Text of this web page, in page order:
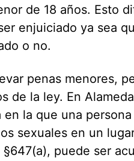
de 18 años. Esto
enjuiciado ya sea
o no.
penas menores,
de la ley. En
la que una
sexuales en un
puede ser